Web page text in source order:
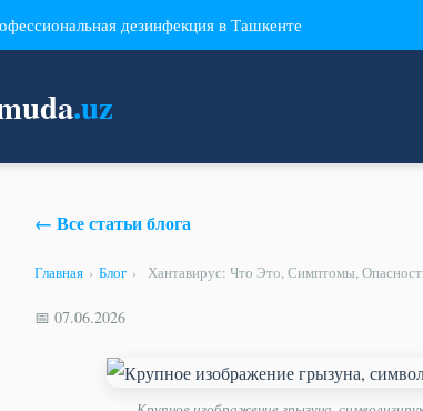
дезинфекция в Ташкенте
.uz
← Все статьи блога
Главная › Блог › Хантавирус: Что Это, Симптомы,
📅 07.06.2026